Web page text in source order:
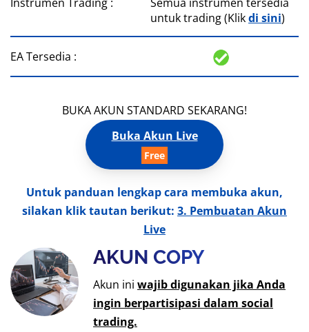
untuk trading (Klikdi sini)
EA Tersedia :
BUKA AKUN STANDARD SEKARANG!
Buka Akun Live
Untuk panduan lengkap cara membuka akun,
silakan klik tautan berikut: 3. Pembuatan Akun
Live
AKUN COPY
Akun ini wajib digunakan jika Anda
ingin berpartisipasi dalam social
trading.